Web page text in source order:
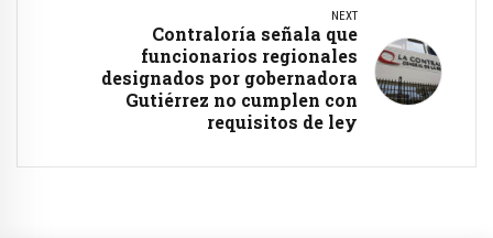
NEXT
Contraloría señala que
funcionarios regionales
designados por gobernadora
Gutiérrez no cumplen con
requisitos de ley